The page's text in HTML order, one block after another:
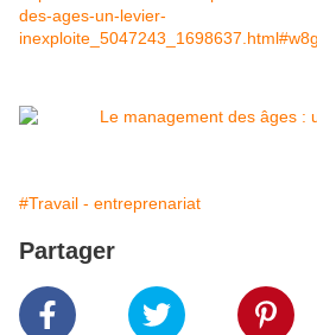
des-ages-un-levier-
#Travail - entreprenariat
Partager